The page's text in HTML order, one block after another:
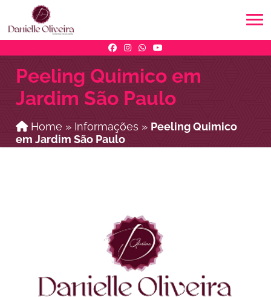
Peeling Quimico em
Jardim São Paulo
Home » Informações » Peeling Quimico
em Jardim São Paulo